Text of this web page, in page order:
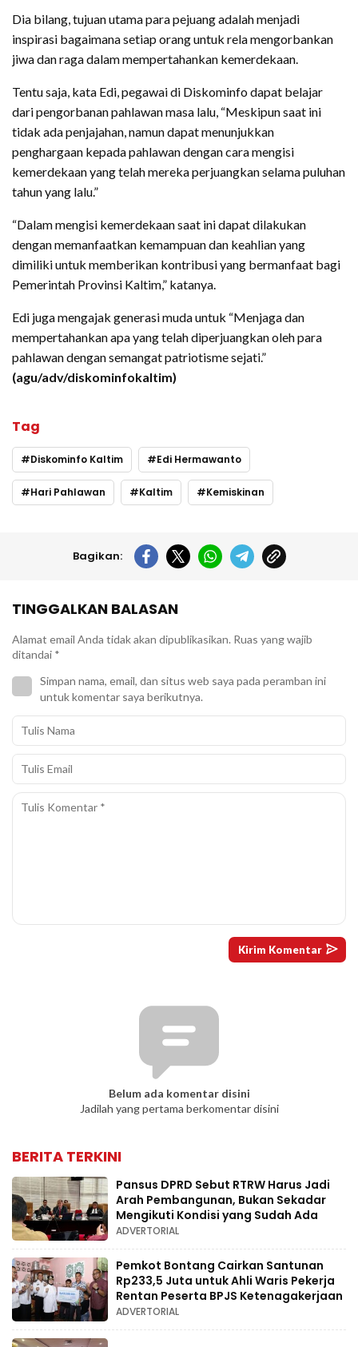
Dia bilang, tujuan utama para pejuang adalah menjadi
inspirasi bagaimana setiap orang untuk rela mengorbankan
jiwa dan raga dalam mempertahankan kemerdekaan.
Tentu saja, kata Edi, pegawai di Diskominfo dapat belajar
dari pengorbanan pahlawan masa lalu, “Meskipun saat ini
tidak ada penjajahan, namun dapat menunjukkan
penghargaan kepada pahlawan dengan cara mengisi
kemerdekaan yang telah mereka perjuangkan selama puluhan
tahun yang lalu.”
“Dalam mengisi kemerdekaan saat ini dapat dilakukan
dengan memanfaatkan kemampuan dan keahlian yang
dimiliki untuk memberikan kontribusi yang bermanfaat bagi
Pemerintah Provinsi Kaltim,” katanya.
Edi juga mengajak generasi muda untuk “Menjaga dan
mempertahankan apa yang telah diperjuangkan oleh para
pahlawan dengan semangat patriotisme sejati.”
(agu/adv/diskominfokaltim)
Tag
Diskominfo Kaltim Edi Hermawanto
Hari Pahlawan Kaltim Kemiskinan
Bagikan:
TINGGALKAN BALASAN
Alamat email Anda tidak akan dipublikasikan. Ruas yang wajib
ditandai *
Simpan nama, email, dan situs web saya pada peramban ini
untuk komentar saya berikutnya.
Belum ada komentar disini
Jadilah yang pertama berkomentar disini
BERITA TERKINI
Pansus DPRD Sebut RTRW Harus Jadi
Arah Pembangunan, Bukan Sekadar
Mengikuti Kondisi yang Sudah Ada
ADVERTORIAL
Pemkot Bontang Cairkan Santunan
Rp233,5 Juta untuk Ahli Waris Pekerja
Rentan Peserta BPJS Ketenagakerjaan
ADVERTORIAL